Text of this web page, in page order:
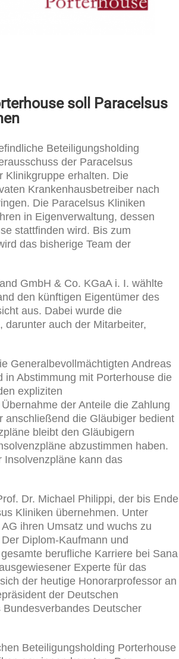
soll Paracelsus
Beteiligungsholding
der Paracelsus
Klinikgruppe erhalten. Die
Krankenhausbetreiber nach
Die Paracelsus Kliniken
in Eigenverwaltung, dessen
stattfinden wird. Bis zum
das bisherige Team der
GmbH & Co. KGaA i. I. wählte
den künftigen Eigentümer des
aus. Dabei wurde die
darunter auch der Mitarbeiter,
Generalbevollmächtigten Andreas
in Abstimmung mit Porterhouse die
expliziten
der Anteile die Zahlung
anschließend die Gläubiger bedient
bleibt den Gläubigern
abzustimmen haben.
Insolvenzpläne kann das
Dr. Michael Philippi, der bis Ende
Kliniken übernehmen. Unter
ihren Umsatz und wuchs zu
Diplom-Kaufmann und
berufliche Karriere bei Sana
Experte für das
der heutige Honorarprofessor an
der Deutschen
Deutscher
Beteiligungsholding Porterhouse